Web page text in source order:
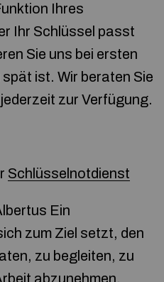
Ihres
Ihr Schlüssel passt
Sie uns bei ersten
ist. Wir beraten Sie
zur Verfügung.
Schlüsselnotdienst
Ein
zum Ziel setzt, den
zu begleiten, zu
abzunehmen,